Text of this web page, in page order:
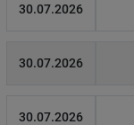
30.07.2026
30.07.2026
30.07.2026